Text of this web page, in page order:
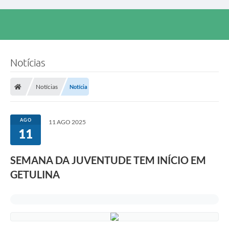
Notícias
Notícias Notícia
AGO
11
11 AGO 2025
SEMANA DA JUVENTUDE TEM INÍCIO EM
GETULINA